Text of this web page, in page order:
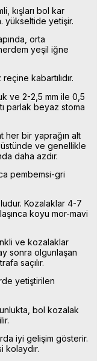
kışları bol kar
yükseltide yetişir.
orta
yeşil iğne
kabartılıdır.
ve 2-2,5 mm ile 0,5
parlak beyaz stoma
her bir yaprağın alt
üstünde ve genellikle
daha azdır.
pembemsi-gri
Kozalaklar 4-7
koyu mor-mavi
ve kozalaklar
sonra olgunlaşan
saçılır.
yetiştirilen
bol kozalak
iyi gelişim gösterir.
kolaydır.